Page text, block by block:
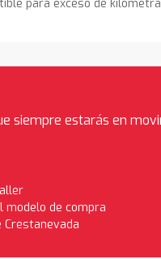
para exceso de
siempre estarás en
modelo de compra
Crestanevada